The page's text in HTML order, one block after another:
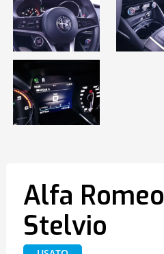
Alfa Romeo
Stelvio